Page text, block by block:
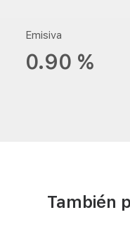
Emisiva
0.90 %
También